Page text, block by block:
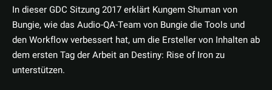
In dieser GDC Sitzung 2017 erklärt Kungem Shuman von
Bungie, wie das Audio-QA-Team von Bungie die Tools und
den Workflow verbessert hat, um die Ersteller von Inhalten ab
dem ersten Tag der Arbeit an Destiny: Rise of Iron zu
unterstützen.